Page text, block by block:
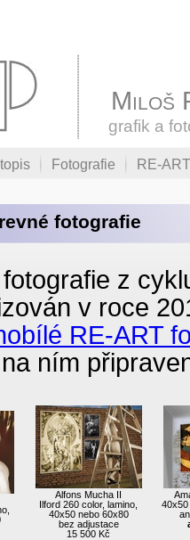
Miloš
grafik a
Fotografie RE-ART
fotografie
z
v roce
RE-ART
ním
Alfons Mucha II
Ilford 260 color, lamino,
40x50 nebo 60x80
bez adjustace
15 500 Kč
40x50